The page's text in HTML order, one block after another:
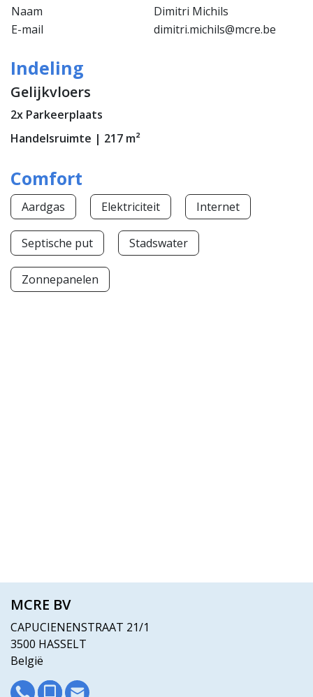
Naam
Dimitri Michils
E-mail
dimitri.michils@mcre.be
Indeling
Gelijkvloers
2x Parkeerplaats
Handelsruimte | 217 m²
Comfort
Aardgas Elektriciteit Internet
Septische put Stadswater
Zonnepanelen
MCRE BV
CAPUCIENENSTRAAT 21/1
3500 HASSELT
België